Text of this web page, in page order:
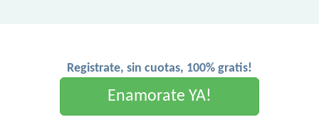
Registrate, sin cuotas, 100% gratis!
Enamorate YA!